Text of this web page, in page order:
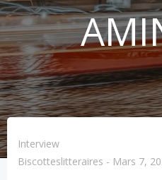
Interview
Biscotteslitteraires - Mars 7,